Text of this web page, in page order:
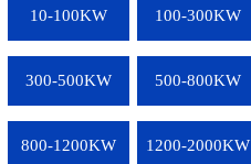
10-100KW 100-300KW
300-500KW 500-800KW
800-1200KW 1200-2000KW